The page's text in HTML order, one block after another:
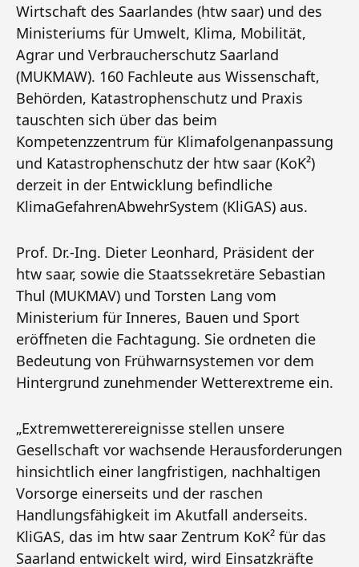
Wirtschaft des Saarlandes (htw saar) und des
Ministeriums für Umwelt, Klima, Mobilität,
Agrar und Verbraucherschutz Saarland
(MUKMAW). 160 Fachleute aus Wissenschaft,
Behörden, Katastrophenschutz und Praxis
tauschten sich über das beim
Kompetenzzentrum für Klimafolgenanpassung
und Katastrophenschutz der htw saar (KoK²)
derzeit in der Entwicklung befindliche
KlimaGefahrenAbwehrSystem (KliGAS) aus.
Prof. Dr.-Ing. Dieter Leonhard, Präsident der
htw saar, sowie die Staatssekretäre Sebastian
Thul (MUKMAV) und Torsten Lang vom
Ministerium für Inneres, Bauen und Sport
eröffneten die Fachtagung. Sie ordneten die
Bedeutung von Frühwarnsystemen vor dem
Hintergrund zunehmender Wetterextreme ein.
„Extremwetterereignisse stellen unsere
Gesellschaft vor wachsende Herausforderungen
hinsichtlich einer langfristigen, nachhaltigen
Vorsorge einerseits und der raschen
Handlungsfähigkeit im Akutfall anderseits.
KliGAS, das im htw saar Zentrum KoK² für das
Saarland entwickelt wird, wird Einsatzkräfte